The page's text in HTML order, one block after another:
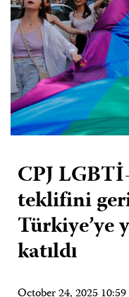
CPJ
teklifini
Türkiye’ye
katıldı